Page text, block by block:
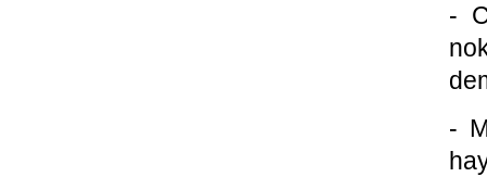
-
-